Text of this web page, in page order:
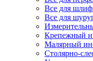
Все для
Все для
Крепежный
Малярный
Столярно-